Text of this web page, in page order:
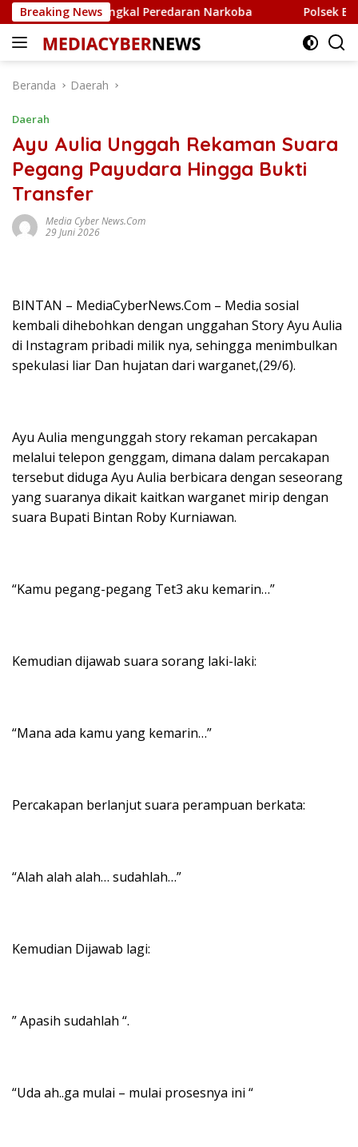
Langsung
ke
konten
Breaking News
Tangkal Peredaran Narkoba Polsek Bintan
Beranda Daerah
Daerah
Ayu Aulia Unggah Rekaman Suara
Pegang Payudara Hingga Bukti
Transfer
Media Cyber News.Com
29 Juni 2026
BINTAN – MediaCyberNews.Com – Media sosial
kembali dihebohkan dengan unggahan Story Ayu Aulia
di Instagram pribadi milik nya, sehingga menimbulkan
spekulasi liar Dan hujatan dari warganet,(29/6).
Ayu Aulia mengunggah story rekaman percakapan
melalui telepon genggam, dimana dalam percakapan
tersebut diduga Ayu Aulia berbicara dengan seseorang
yang suaranya dikait kaitkan warganet mirip dengan
suara Bupati Bintan Roby Kurniawan.
“Kamu pegang-pegang Tet3 aku kemarin…”
Kemudian dijawab suara sorang laki-laki:
“Mana ada kamu yang kemarin…”
Percakapan berlanjut suara perampuan berkata:
“Alah alah alah… sudahlah…”
Kemudian Dijawab lagi:
” Apasih sudahlah “.
“Uda ah..ga mulai – mulai prosesnya ini “